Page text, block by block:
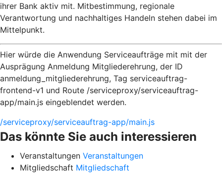
ihrer Bank aktiv mit. Mitbestimmung, regionale
Verantwortung und nachhaltiges Handeln stehen dabei im
Mittelpunkt.
Hier würde die Anwendung Serviceaufträge mit mit der
Ausprägung Anmeldung Mitgliederehrung, der ID
anmeldung_mitgliederehrung, Tag serviceauftrag-
frontend-v1 und Route /serviceproxy/serviceauftrag-
app/main.js eingeblendet werden.
/serviceproxy/serviceauftrag-app/main.js
Das könnte Sie auch interessieren
Veranstaltungen Veranstaltungen
Mitgliedschaft Mitgliedschaft